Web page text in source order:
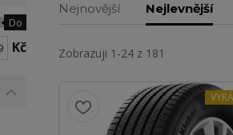
Nejnovější Nejlevnější
Zobrazuji 1-24 z 181
Do
Kč